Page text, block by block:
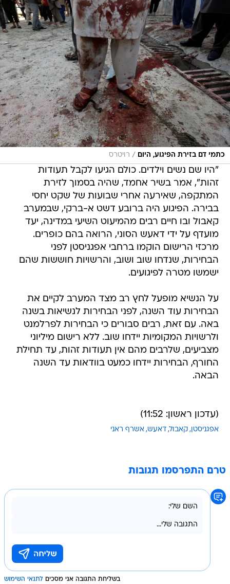
כתמי דם בזירת הפיגוע, היום / רויטרס
"היו שם נשים וילדים. כולם הגיעו לקבל תעודות
זהות", אמר בשיר אחמד, שהיה בסמוך לזירת
המתקפה, שאירעה אחרי שבועות של שקט יחסי
בבירה. הפיגוע היה ברובע דשט א-ברקי, שבמערב
קאבול ובו חיים רבים מהמיעוט השיעי במדינה, יעד
מועדף על ידי דאעש הסוני, הרואה בהם כופרים.
מרכזי הרישום הוקמו ברחבי אפגניסטן לפני
הבחירות, שנדחו שוב ושוב, והרשויות חוששות שהם
ישמשו מטרה לפיגועים.
על הנשיא מופעל לחץ רב מצד המערב לקיים את
הבחירות עוד השנה, לפני הבחירות לנשיאות בשנה
באה. עם זאת, רבים סבורים כי הבחירות לפרלמנט
ולרשויות המקומיות יידחו שוב. ללא רישום מיליוני
מצביעים, שלרבים מהם אין תעודות זהות, עד תחילת
החורף, הבחירות יידחו כמעט בוודאות עד השנה
הבאה.
(עדכון ראשון: 11:52)
אפגניסטן קאבול דאעש אשרף ראני
טרם התפרסמו תגובות
בשליחת התגובה אני מסכים לתנאי השימוש